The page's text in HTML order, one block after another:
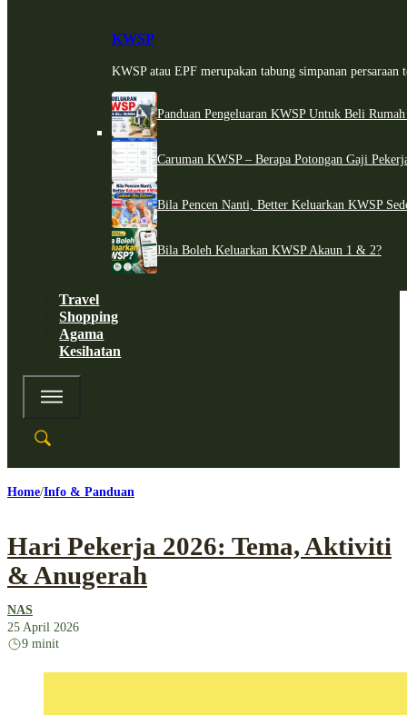
KWSP
KWSP atau EPF merupakan tabung simpanan persaraan
Panduan Pengeluaran KWSP Untuk Beli
Caruman KWSP – Berapa Potongan Gaji
Bila Pencen Nanti, Better Keluarkan KWSP
Bila Boleh Keluarkan KWSP Akaun 1 & 2?
Travel
Shopping
Agama
Kesihatan
Home Info & Panduan
Hari Pekerja 2026: Tema, Aktiviti
& Anugerah
NAS
25 April 2026
9 minit